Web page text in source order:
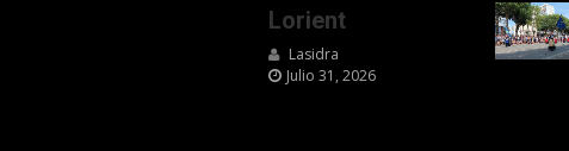
Lorient
Lasidra
Julio 31, 2026